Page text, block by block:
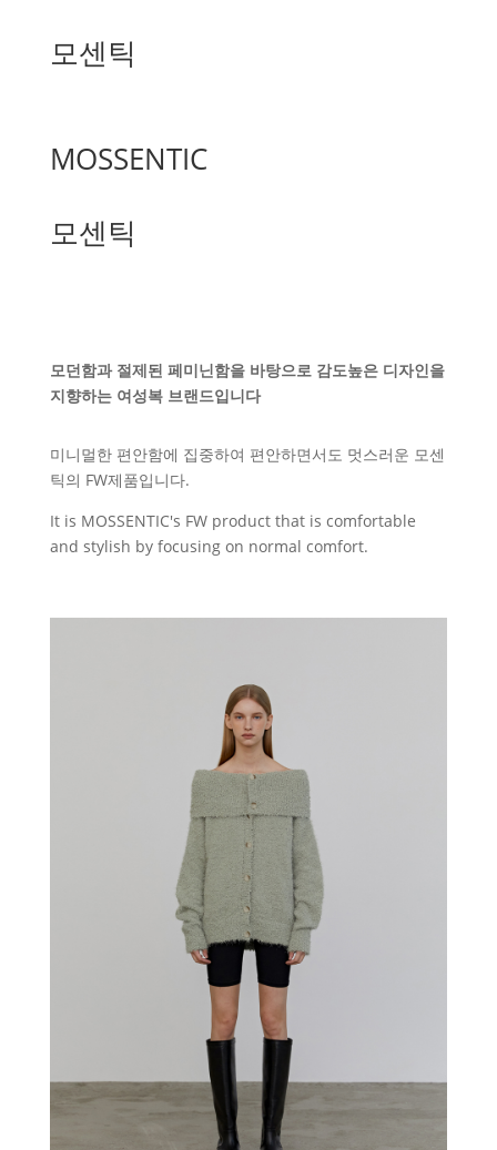
모센틱
MOSSENTIC
모센틱
모던함과 절제된 페미닌함을 바탕으로 감도높은 디자인을
지향하는 여성복 브랜드입니다
미니멀한 편안함에 집중하여 편안하면서도 멋스러운 모센
틱의 FW제품입니다.
It is MOSSENTIC's FW product that is comfortable
and stylish by focusing on normal comfort.